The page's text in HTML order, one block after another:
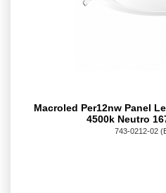
Macroled Per12nw Panel
4500k Neutro
743-0212-02